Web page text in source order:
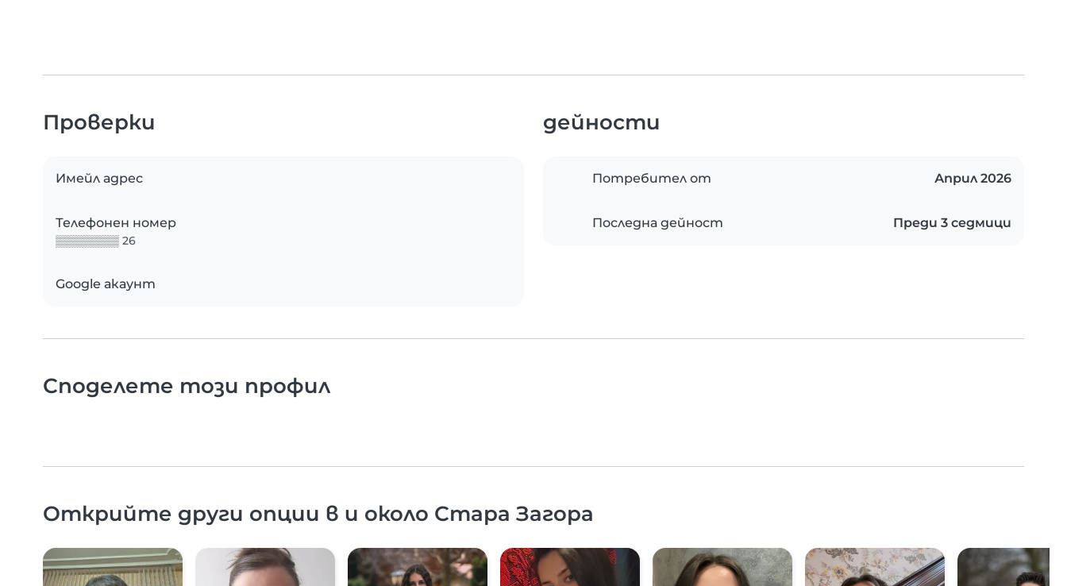
Проверки
Имейл адрес
Телефонен номер
▒▒▒▒▒▒▒▒ 26
Google акаунт
дейности
Потребител от Април 2026
Последна дейност Преди 3 седмици
Споделете този профил
Открийте други опции в и около Стара Загора